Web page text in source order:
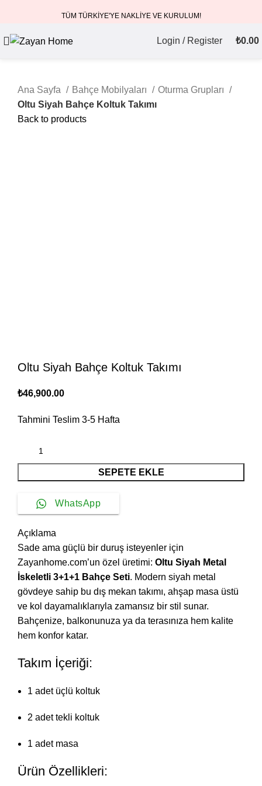
TÜM TÜRKİYE'YE NAKLİYE VE KURULUM!
Login / Register ₺0.00
Ana Sayfa Bahçe Mobilyaları
Oturma Grupları
Oltu Siyah Bahçe Koltuk Takımı
Back to products
Oltu Siyah Bahçe Koltuk Takımı
₺46,900.00
Tahmini Teslim 3-5 Hafta
SEPETE EKLE
WhatsApp
Açıklama
Sade ama güçlü bir duruş isteyenler için
Zayanhome.com’un özel üretimi: Oltu Siyah Metal
İskeletli 3+1+1 Bahçe Seti. Modern siyah metal
gövdeye sahip bu dış mekan takımı, ahşap masa üstü
ve kol dayamalıklarıyla zamansız bir stil sunar.
Bahçenize, balkonunuza ya da terasınıza hem kalite
hem konfor katar.
Takım İçeriği:
1 adet üçlü koltuk
2 adet tekli koltuk
1 adet masa
Ürün Özellikleri: